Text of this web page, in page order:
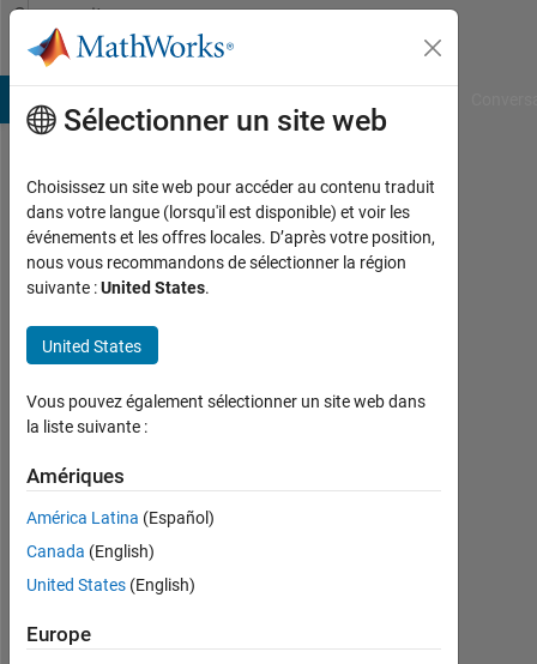
Passer au contenu
Community
Profile
Sourav
Bairagya
MathWorks
seen:
4
il y a
Actif
depuis
2019
Followers:
0
Sélectionner un site web
Choisissez un site web pour accéder au contenu traduit
dans votre langue (lorsqu'il est disponible) et voir les
événements et les offres locales. D’après votre position,
nous vous recommandons de sélectionner la région
suivante :United States.
United States
Vous pouvez également sélectionner un site web dans
la liste suivante :
Amériques
América Latina (Español)
Canada (English)
United States (English)
Europe